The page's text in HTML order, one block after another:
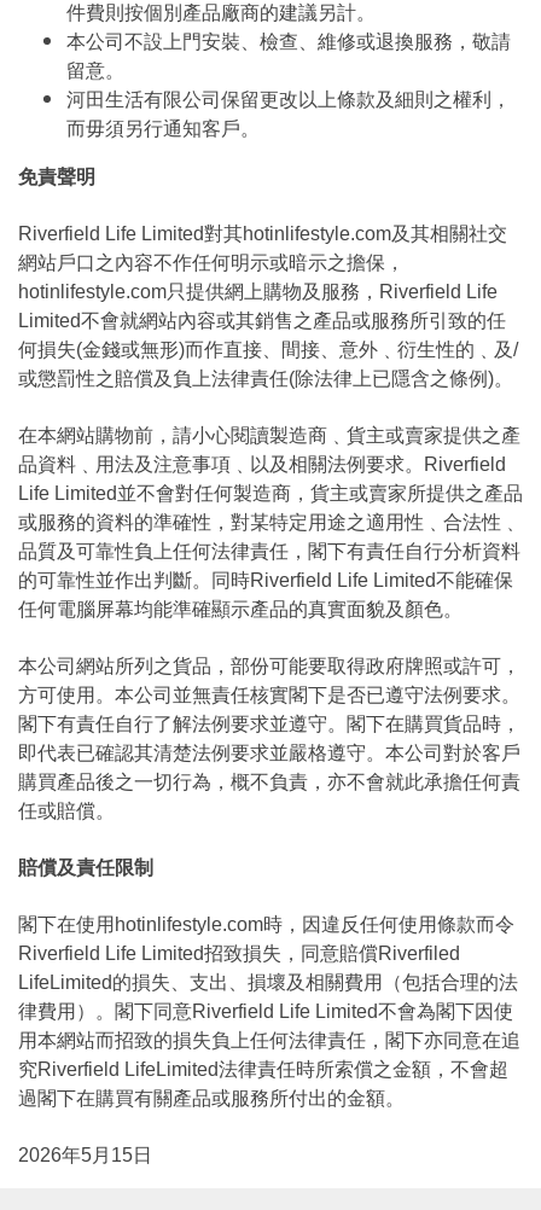
件費則按個別產品廠商的建議另計。
本公司不設上門安裝、檢查、維修或退換服務，敬請
留意。
河田生活有限公司保留更改以上條款及細則之權利，
而毋須另行通知客戶。
免責聲明
Riverfield Life Limited對其hotinlifestyle.com及其相關社交
網站戶口之內容不作任何明示或暗示之擔保，
hotinlifestyle.com只提供網上購物及服務，Riverfield Life
Limited不會就網站內容或其銷售之產品或服務所引致的任
何損失(金錢或無形)而作直接、間接、意外﹑衍生性的﹑及/
或懲罰性之賠償及負上法律責任(除法律上已隱含之條例)。
在本網站購物前，請小心閱讀製造商﹑貨主或賣家提供之產
品資料﹑用法及注意事項﹑以及相關法例要求。Riverfield
Life Limited並不會對任何製造商，貨主或賣家所提供之產品
或服務的資料的準確性，對某特定用途之適用性﹑合法性﹑
品質及可靠性負上任何法律責任，閣下有責任自行分析資料
的可靠性並作出判斷。同時Riverfield Life Limited不能確保
任何電腦屏幕均能準確顯示產品的真實面貌及顏色。
本公司網站所列之貨品，部份可能要取得政府牌照或許可，
方可使用。本公司並無責任核實閣下是否已遵守法例要求。
閣下有責任自行了解法例要求並遵守。閣下在購買貨品時，
即代表已確認其清楚法例要求並嚴格遵守。本公司對於客戶
購買產品後之一切行為，概不負責，亦不會就此承擔任何責
任或賠償。
賠償及責任限制
閣下在使用hotinlifestyle.com時，因違反任何使用條款而令
Riverfield Life Limited招致損失，同意賠償Riverfiled
LifeLimited的損失、支出、損壞及相關費用（包括合理的法
律費用）。閣下同意Riverfield Life Limited不會為閣下因使
用本網站而招致的損失負上任何法律責任，閣下亦同意在追
究Riverfield LifeLimited法律責任時所索償之金額，不會超
過閣下在購買有關產品或服務所付出的金額。
2026年5月15日